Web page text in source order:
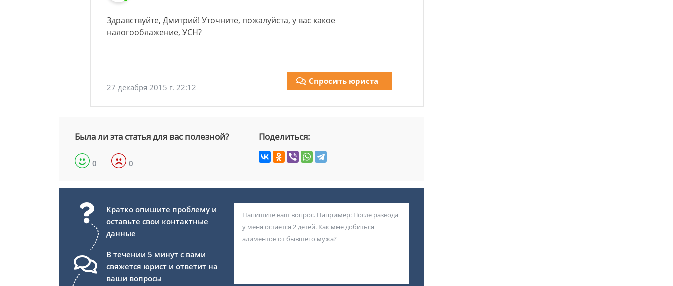
Здравствуйте, Дмитрий! Уточните, пожалуйста, у вас какое
налогооблажение, УСН?
27 декабря 2015 г. 22:12
Спросить юриста
Была ли эта статья для вас полезной?
0 0
Поделиться:
Кратко опишите проблему и
оставьте свои контактные
данные
В течении 5 минут с вами
свяжется юрист и ответит на
ваши вопросы